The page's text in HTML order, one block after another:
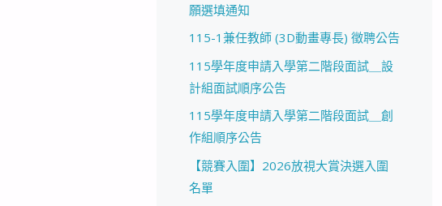
願選填通知
115-1兼任教師 (3D動畫專長) 徵聘公告
115學年度申請入學第二階段面試＿設
計組面試順序公告
115學年度申請入學第二階段面試＿創
作組順序公告
【競賽入圍】2026放視大賞決選入圍
名單